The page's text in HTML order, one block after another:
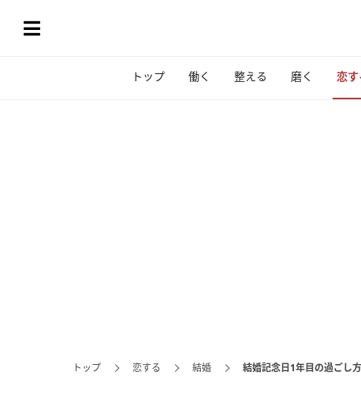
トップ 働く 整える 磨く 恋す
トップ 恋する 結婚 結婚記念日1年目の過ごし